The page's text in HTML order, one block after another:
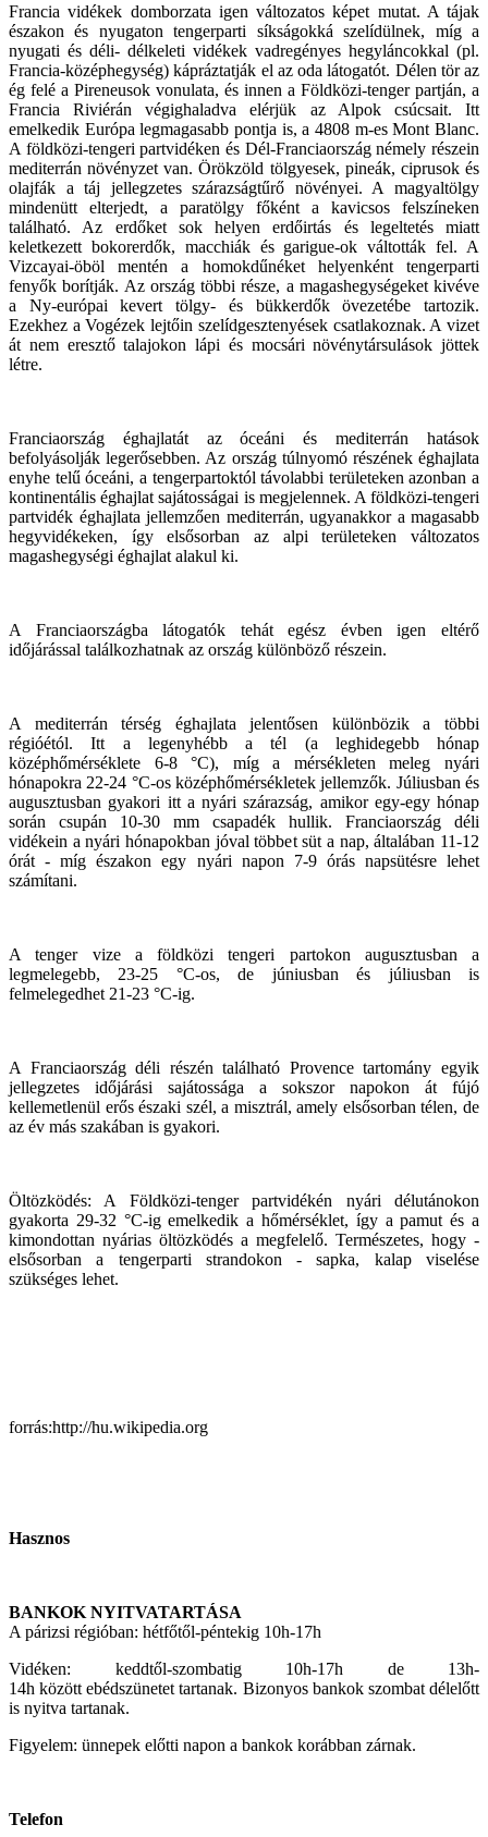
Francia vidékek domborzata igen változatos képet mutat. A tájak
északon és nyugaton tengerparti síkságokká szelídülnek, míg a
nyugati és déli- délkeleti vidékek vadregényes hegyláncokkal (pl.
Francia-középhegység) kápráztatják el az oda látogatót. Délen tör az
ég felé a Pireneusok vonulata, és innen a Földközi-tenger partján, a
Francia Riviérán végighaladva elérjük az Alpok csúcsait. Itt
emelkedik Európa legmagasabb pontja is, a 4808 m-es Mont Blanc.
A földközi-tengeri partvidéken és Dél-Franciaország némely részein
mediterrán növényzet van. Örökzöld tölgyesek, pineák, ciprusok és
olajfák a táj jellegzetes szárazságtűrő növényei. A magyaltölgy
mindenütt elterjedt, a paratölgy főként a kavicsos felszíneken
található. Az erdőket sok helyen erdőirtás és legeltetés miatt
keletkezett bokorerdők, macchiák és garigue-ok váltották fel. A
Vizcayai-öböl mentén a homokdűnéket helyenként tengerparti
fenyők borítják. Az ország többi része, a magashegységeket kivéve
a Ny-európai kevert tölgy- és bükkerdők övezetébe tartozik.
Ezekhez a Vogézek lejtőin szelídgesztenyések csatlakoznak. A vizet
át nem eresztő talajokon lápi és mocsári növénytársulások jöttek
létre.
Franciaország éghajlatát az óceáni és mediterrán hatások
befolyásolják legerősebben. Az ország túlnyomó részének éghajlata
enyhe telű óceáni, a tengerpartoktól távolabbi területeken azonban a
kontinentális éghajlat sajátosságai is megjelennek. A földközi-tengeri
partvidék éghajlata jellemzően mediterrán, ugyanakkor a magasabb
hegyvidékeken, így elsősorban az alpi területeken változatos
magashegységi éghajlat alakul ki.
A Franciaországba látogatók tehát egész évben igen eltérő
időjárással találkozhatnak az ország különböző részein.
A mediterrán térség éghajlata jelentősen különbözik a többi
régióétól. Itt a legenyhébb a tél (a leghidegebb hónap
középhőmérséklete 6-8 °C), míg a mérsékleten meleg nyári
hónapokra 22-24 °C-os középhőmérsékletek jellemzők. Júliusban és
augusztusban gyakori itt a nyári szárazság, amikor egy-egy hónap
során csupán 10-30 mm csapadék hullik. Franciaország déli
vidékein a nyári hónapokban jóval többet süt a nap, általában 11-12
órát - míg északon egy nyári napon 7-9 órás napsütésre lehet
számítani.
A tenger vize a földközi tengeri partokon augusztusban a
legmelegebb, 23-25 °C-os, de júniusban és júliusban is
felmelegedhet 21-23 °C-ig.
A Franciaország déli részén található Provence tartomány egyik
jellegzetes időjárási sajátossága a sokszor napokon át fújó
kellemetlenül erős északi szél, a misztrál, amely elsősorban télen, de
az év más szakában is gyakori.
Öltözködés: A Földközi-tenger partvidékén nyári délutánokon
gyakorta 29-32 °C-ig emelkedik a hőmérséklet, így a pamut és a
kimondottan nyárias öltözködés a megfelelő. Természetes, hogy -
elsősorban a tengerparti strandokon - sapka, kalap viselése
szükséges lehet.
forrás:http://hu.wikipedia.org
Hasznos
BANKOK NYITVATARTÁSA
A párizsi régióban: hétfőtől-péntekig 10h-17h
Vidéken: keddtől-szombatig 10h-17h de 13h-
14h között ebédszünetet tartanak. Bizonyos bankok szombat délelőtt
is nyitva tartanak.
Figyelem: ünnepek előtti napon a bankok korábban zárnak.
Telefon